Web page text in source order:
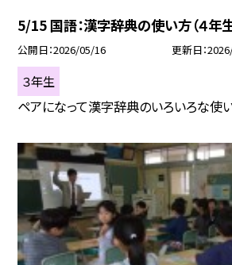
5/15 国語：漢字辞典の使い方（４年生
公開日 2026/05/16 更新日
３年生
ペアになって漢字辞典のいろいろな使